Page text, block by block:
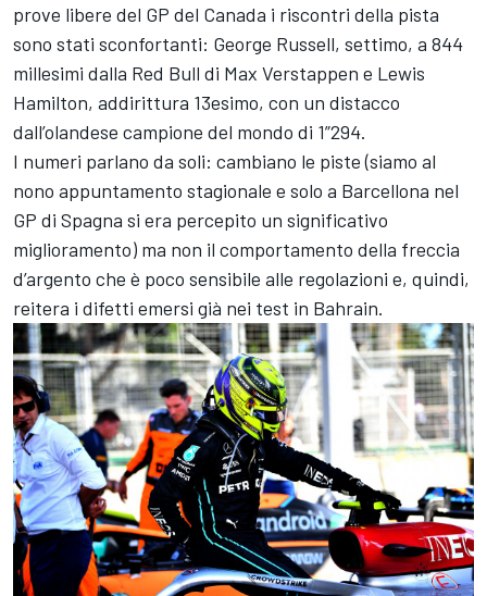
prove libere del GP del Canada i riscontri della pista
sono stati sconfortanti: George Russell, settimo, a 844
millesimi dalla Red Bull di Max Verstappen e Lewis
Hamilton, addirittura 13esimo, con un distacco
dall’olandese campione del mondo di 1”294.
I numeri parlano da soli: cambiano le piste (siamo al
nono appuntamento stagionale e solo a Barcellona nel
GP di Spagna si era percepito un significativo
miglioramento) ma non il comportamento della freccia
d’argento che è poco sensibile alle regolazioni e, quindi,
reitera i difetti emersi già nei test in Bahrain.